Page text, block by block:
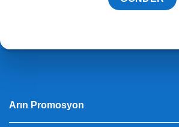
Arın Promosyon